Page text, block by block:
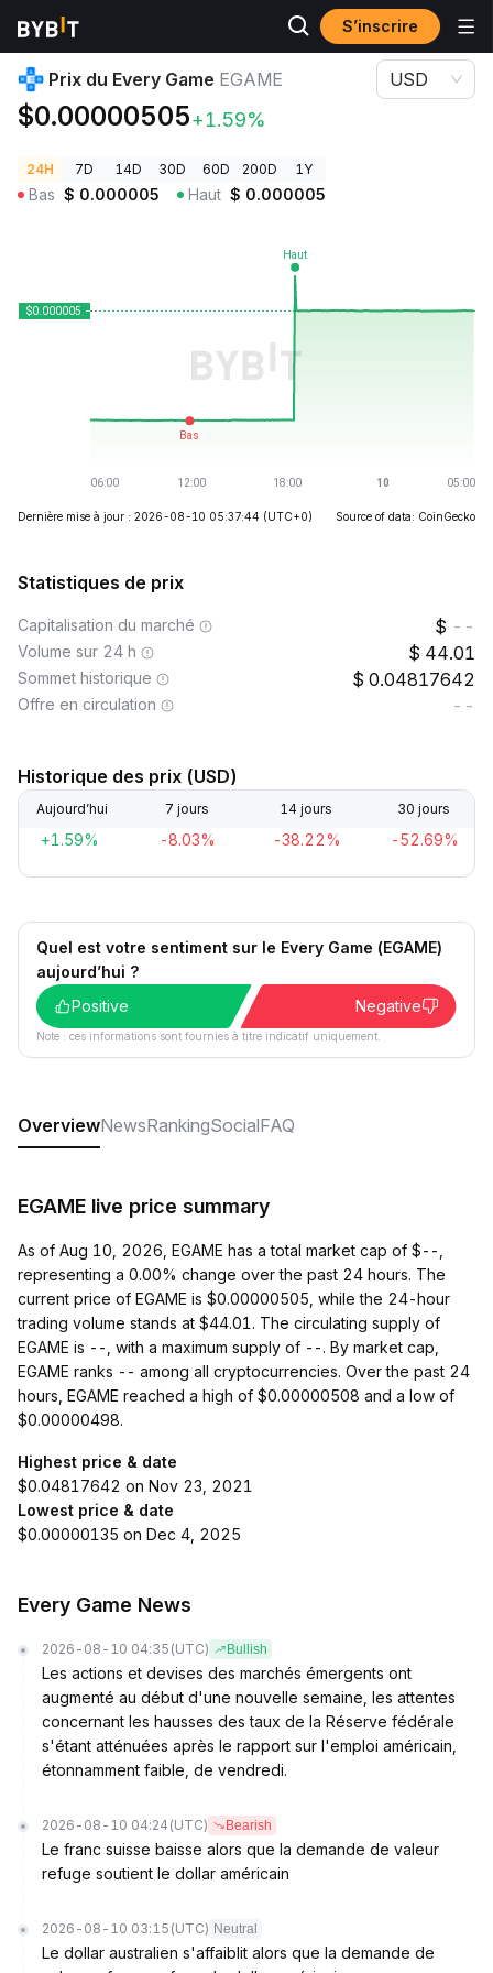
S’inscrire
Prix des cryptos Prix du Every Game EGAME
Prix du Every Game EGAME
$0.00000505+1.59%
USD
24H 7D 14D 30D 60D 200D 1Y
Bas $ 0.000005 Haut $ 0.000005
Dernière mise à jour : 2026-08-10 05:37:44 (UTC+0) Source of data: CoinGecko
Statistiques de prix
Capitalisation du marché --
Volume sur 24 h 44.01
Sommet historique 0.04817642
Offre en circulation --
Historique des prix (USD)
Aujourd’hui 7 jours 14 jours 30 jours
+1.59% -8.03% -38.22% -52.69%
Quel est votre sentiment sur le Every Game (EGAME)
aujourd’hui ?
Positive
Negative
Note : ces informations sont fournies à titre indicatif uniquement.
OverviewNewsRankingSocialFAQ
EGAME live price summary
As of Aug 10, 2026, EGAME has a total market cap of $--,
representing a 0.00% change over the past 24 hours. The
current price of EGAME is $0.00000505, while the 24-hour
trading volume stands at $44.01. The circulating supply of
EGAME is --, with a maximum supply of --. By market cap,
EGAME ranks -- among all cryptocurrencies. Over the past 24
hours, EGAME reached a high of $0.00000508 and a low of
$0.00000498.
Highest price & date
$0.04817642 on Nov 23, 2021
Lowest price & date
$0.00000135 on Dec 4, 2025
Every Game News
2026-08-10 04:35 (UTC) Bullish
Les actions et devises des marchés émergents ont
augmenté au début d'une nouvelle semaine, les attentes
concernant les hausses des taux de la Réserve fédérale
s'étant atténuées après le rapport sur l'emploi américain,
étonnamment faible, de vendredi.
2026-08-10 04:24 (UTC) Bearish
Le franc suisse baisse alors que la demande de valeur
refuge soutient le dollar américain
2026-08-10 03:15 (UTC) Neutral
Le dollar australien s'affaiblit alors que la demande de